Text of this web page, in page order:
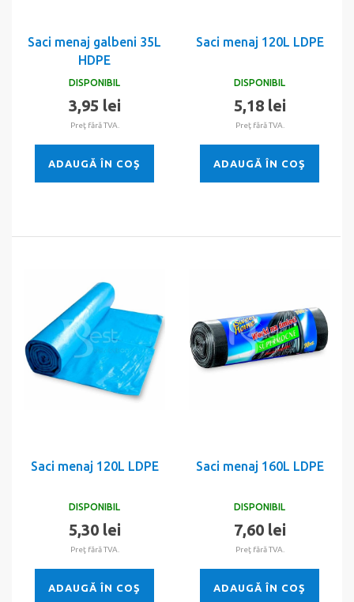
Saci menaj galbeni 35L
HDPE
DISPONIBIL
3,95 lei
Preţ fără TVA.
ADAUGĂ ÎN COŞ
Saci menaj 120L LDPE
DISPONIBIL
5,18 lei
Preţ fără TVA.
ADAUGĂ ÎN COŞ
Saci menaj 120L LDPE
DISPONIBIL
5,30 lei
Preţ fără TVA.
ADAUGĂ ÎN COŞ
Saci menaj 160L LDPE
DISPONIBIL
7,60 lei
Preţ fără TVA.
ADAUGĂ ÎN COŞ